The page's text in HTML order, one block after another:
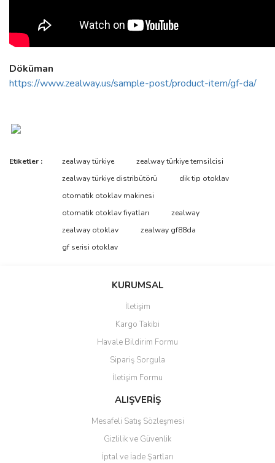
Döküman
https://www.zealway.us/sample-post/product-item/gf-da/
Bu ürüne ilk yorumu siz yapın!
Yorum Yaz
Bu ürünün fiyat bilgisi, resim, ürün açıklamalarında ve diğer
tarafımıza iletebilirsiniz.
Görüş ve önerileriniz için teşekkür ederiz.
Ürün resmi kalitesiz, bozuk veya görüntülenemiyor.
Ürün açıklamasında eksik bilgiler bulunuyor.
Gönder
Etiketler : zealway türkiye
zealway türkiye temsilcisi
zealway türkiye distribütörü
dik tip otoklav
otomatik otoklav makinesi
otomatik otoklav fiyatları
zealway
zealway otoklav
zealway gf88da
gf serisi otoklav
KURUMSAL
İletişim
Kargo Takibi
Havale Bildirim Formu
Sipariş Sorgula
İletişim Formu
ALIŞVERİŞ
Mesafeli Satış Sözleşmesi
Gizlilik ve Güvenlik
İptal ve İade Şartları